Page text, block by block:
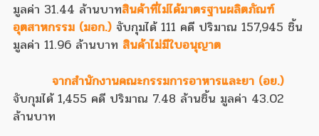
มูลค่า 31.44 ล้านบาทสินค้าที่ไม่ได้มาตรฐานผลิตภัณฑ์
อุตสาหกรรม (มอก.) จับกุมได้ 111 คดี ปริมาณ 157,945 ชิ้น
มูลค่า 11.96 ล้านบาท สินค้าไม่มีใบอนุญาต
จากสำนักงานคณะกรรมการอาหารและยา (อย.)
จับกุมได้ 1,455 คดี ปริมาณ 7.48 ล้านชิ้น มูลค่า 43.02
ล้านบาท